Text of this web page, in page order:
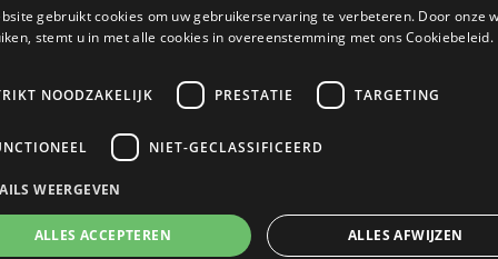
gebruikt cookies om uw gebruikerservaring te verbeteren. Door onze
stemt u in met alle cookies in overeenstemming met ons Cookiebeleid.
NOODZAKELIJK PRESTATIE TARGETING
NIET-GECLASSIFICEERD
WEERGEVEN
ALLES ACCEPTEREN ALLES AFWIJZEN